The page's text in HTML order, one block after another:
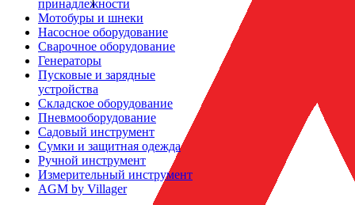
О КОМПАНИИ
ДОСТАВКА
ДИЛЕРАМ
БЛОГ
КОНТАКТЫ
принадлежности
Мотобуры и шнеки
Насосное оборудование
Сварочное оборудование
Генераторы
Пусковые и зарядные
устройства
Складское оборудование
Пневмооборудование
Садовый инструмент
Сумки и защитная одежда
Ручной инструмент
Измерительный инструмент
AGM by Villager